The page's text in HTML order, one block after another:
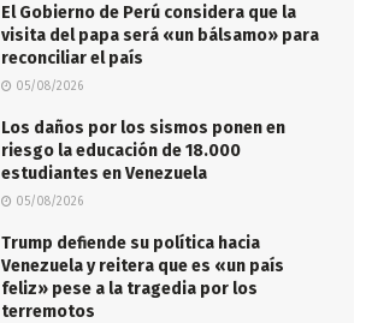
El Gobierno de Perú considera que la
visita del papa será «un bálsamo» para
reconciliar el país
05/08/2026
Los daños por los sismos ponen en
riesgo la educación de 18.000
estudiantes en Venezuela
05/08/2026
Trump defiende su política hacia
Venezuela y reitera que es «un país
feliz» pese a la tragedia por los
terremotos